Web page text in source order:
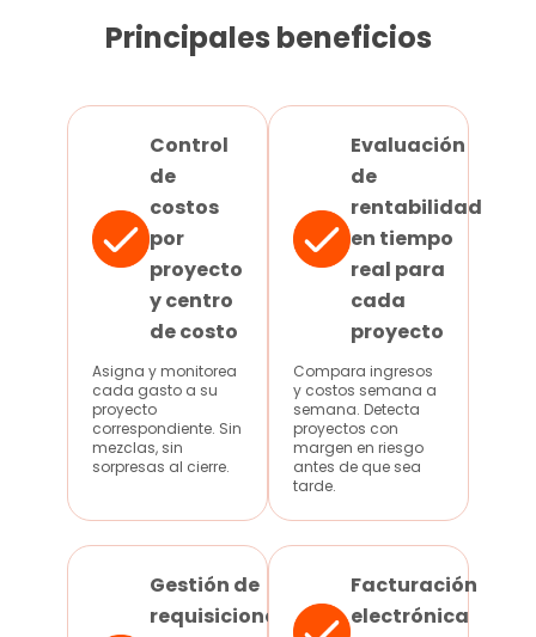
Principales beneficios
Control
de
costos
por
proyecto
y centro
de costo
Asigna y monitorea
cada gasto a su
proyecto
correspondiente. Sin
mezclas, sin
sorpresas al cierre.
Evaluación
de
rentabilidad
en tiempo
real para
cada
proyecto
Compara ingresos
y costos semana a
semana. Detecta
proyectos con
margen en riesgo
antes de que sea
tarde.
Gestión de
requisiciones
Facturación
electrónica